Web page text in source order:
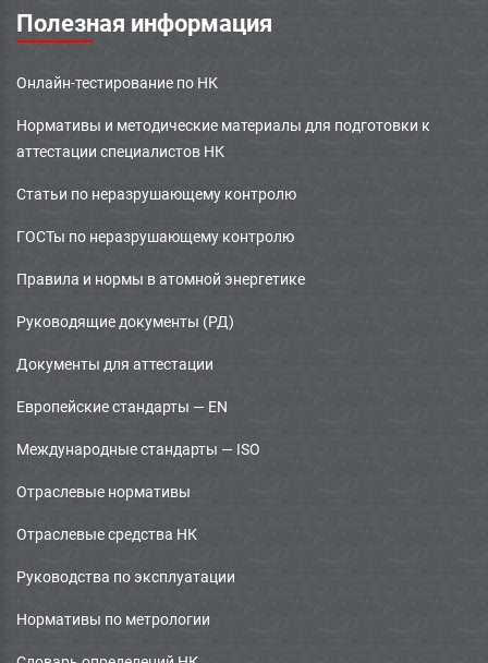
Полезная информация
Онлайн-тестирование по НК
Нормативы и методические материалы для подготовки к
аттестации специалистов НК
Статьи по неразрушающему контролю
ГОСТы по неразрушающему контролю
Правила и нормы в атомной энергетике
Руководящие документы (РД)
Документы для аттестации
Европейские стандарты — EN
Международные стандарты — ISO
Отраслевые нормативы
Отраслевые средства НК
Руководства по эксплуатации
Нормативы по метрологии